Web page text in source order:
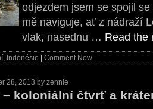
odjezdem jsem se spojil
mě naviguje, ať z nádraží
vlak, nasednu … Read the
, Indonésie Comment Now
28, 2013 by zennie
– koloniální čtvrť a